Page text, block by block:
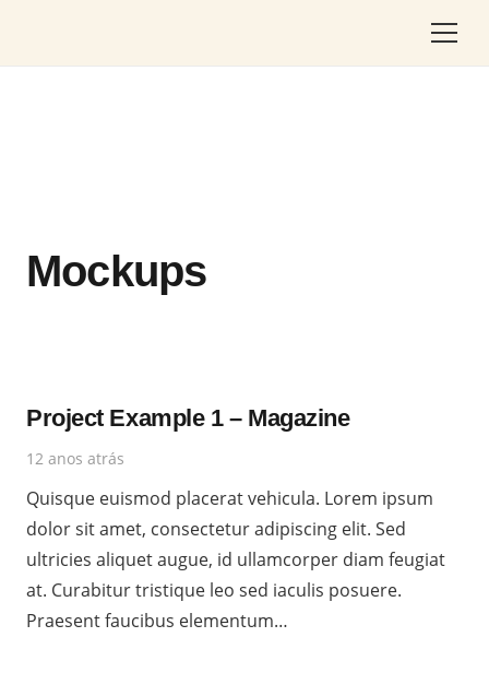
Mockups
Project Example 1 – Magazine
12 anos atrás
Quisque euismod placerat vehicula. Lorem ipsum
dolor sit amet, consectetur adipiscing elit. Sed
ultricies aliquet augue, id ullamcorper diam feugiat
at. Curabitur tristique leo sed iaculis posuere.
Praesent faucibus elementum…